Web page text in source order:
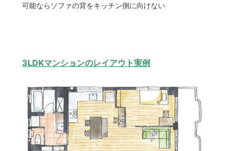
可能ならソファの背をキッチン側に向けない
3LDKマンションのレイアウト実例